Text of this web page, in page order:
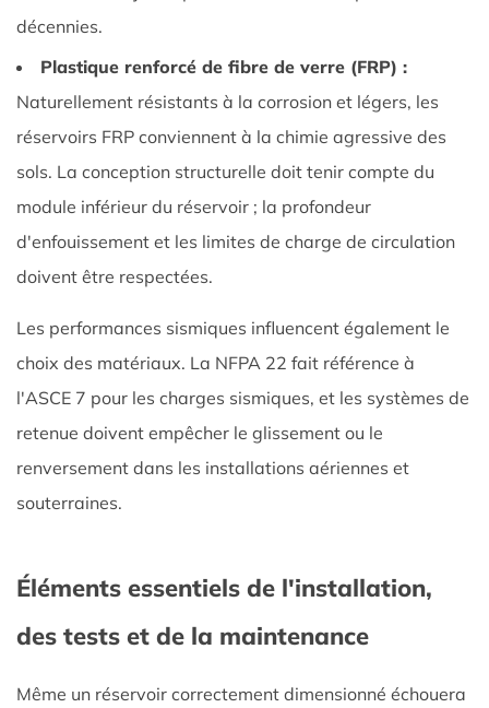
décennies.
Plastique renforcé de fibre de verre (FRP) :
Naturellement résistants à la corrosion et légers, les
réservoirs FRP conviennent à la chimie agressive des
sols. La conception structurelle doit tenir compte du
module inférieur du réservoir ; la profondeur
d'enfouissement et les limites de charge de circulation
doivent être respectées.
Les performances sismiques influencent également le
choix des matériaux. La NFPA 22 fait référence à
l'ASCE 7 pour les charges sismiques, et les systèmes de
retenue doivent empêcher le glissement ou le
renversement dans les installations aériennes et
souterraines.
Éléments essentiels de l'installation,
des tests et de la maintenance
Même un réservoir correctement dimensionné échouera